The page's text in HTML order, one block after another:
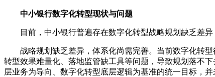
中小银行数字化转型现状与问题
目前，中小银行普遍存在数字化转型战略规划缺乏差
战略规划缺乏差异，体系化尚需完善。当前数字化转
转型效果难量化、落地监管缺工具等问题，导致规划落不
层业务为导向、数字化转型底层逻辑为基准的统一目标，